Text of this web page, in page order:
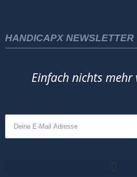
HANDICAPX NEWSLETTER
Einfach nichts mehr